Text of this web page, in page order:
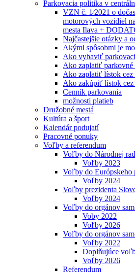
Parkovacia politika v
VZN č. 1⁄2021 o
motorových vozidiel
mesta Ilava +
Najčastejšie otázky a
Akými spôsobmi je
Ako vybaviť
Ako zaplatiť parkovné
Ako zaplatiť lístok
Ako zakúpiť lístok cez
Cenník parkovania
možnosti platieb
Družobné mestá
Kultúra a šport
Kalendár podujatí
Pracovné ponuky
Voľby a referendum
Voľby do Národnej
Voľby 2023
Voľby do Európskeho
Voľby 2024
Voľby prezidenta
Voľby 2024
Voľby do orgánov
Voby 2022
Voľby 2026
Voľby do orgánov
Voľby 2022
Doplňujúce
Voľby 2026
Referendum